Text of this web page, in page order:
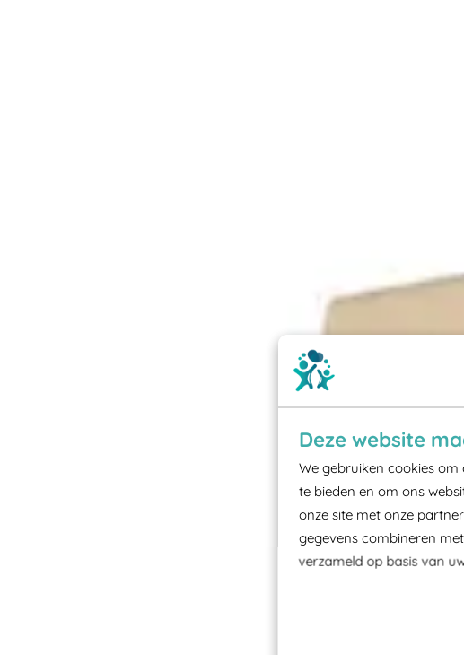
Deze website
We gebruiken cookies
te bieden en om ons
onze site met onze
gegevens combineren
verzameld op basis van